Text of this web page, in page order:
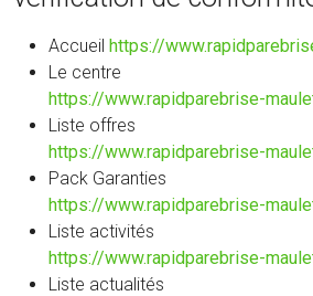
Accueil https://
Le centre
https://www.rapidparebrise-
Liste offres
https://www.rapidparebrise-
Pack Garanties
https://www.rapidparebrise-
Liste activités
https://www.rapidparebrise-
Liste actualités